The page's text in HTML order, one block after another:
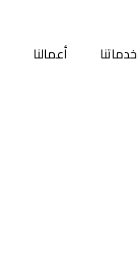
خدماتنا أعمالنا